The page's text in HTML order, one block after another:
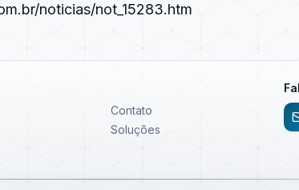
noticias/not_15283.htm
Contato
Soluções